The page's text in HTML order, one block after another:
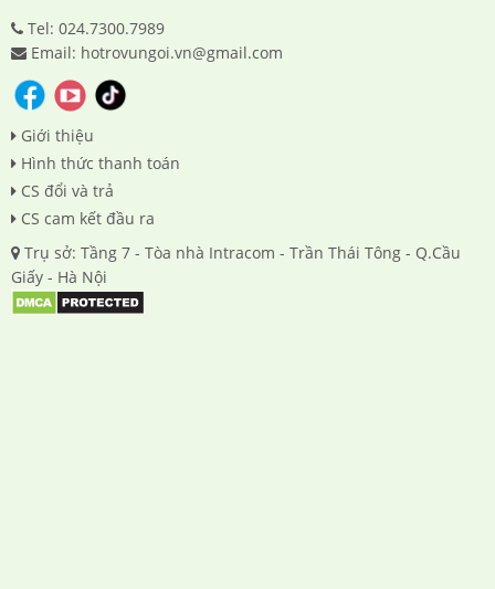
Tel: 024.7300.7989
Email: hotrovungoi.vn@gmail.com
Giới thiệu
Hình thức thanh toán
CS đổi và trả
CS cam kết đầu ra
Trụ sở: Tầng 7 - Tòa nhà Intracom - Trần Thái Tông - Q.Cầu
Giấy - Hà Nội